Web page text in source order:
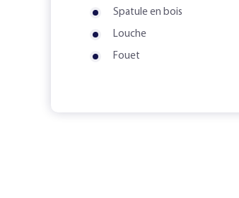
Spatule en bois
Louche
Fouet